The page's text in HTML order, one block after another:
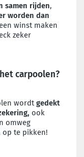
samen rijden,
worden dan
winst maken
zeker
carpoolen?
wordt gedekt
ook
omweg
op te pikken!